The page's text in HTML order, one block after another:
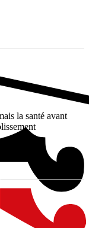
la santé avant